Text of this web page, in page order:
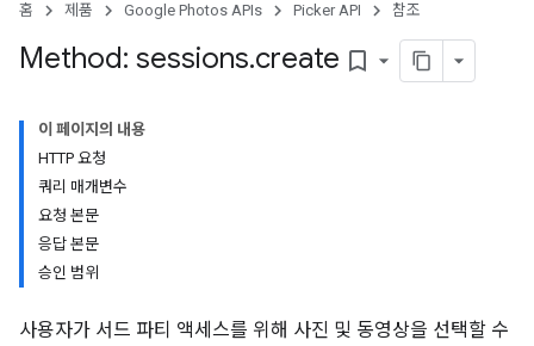
홈 제품 Google Photos APIs Picker API 참조
Method: sessions.create bookmark_border
이 페이지의 내용
HTTP 요청
쿼리 매개변수
요청 본문
응답 본문
승인 범위
사용자가 서드 파티 액세스를 위해 사진 및 동영상을 선택할 수